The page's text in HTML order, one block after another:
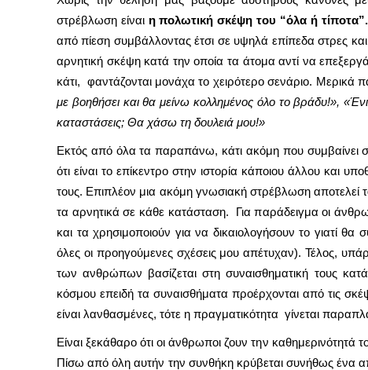
στρέβλωση είναιη πολωτική σκέψη του “όλα ή τίποτα”.
από πίεση συμβάλλοντας έτσι σε υψηλά επίπεδα στρες
αρνητική σκέψη κατά την οποία τα άτομα αντί να
κάτι, φαντάζονται μονάχα το χειρότερο σενάριο. Μερικά
με βοηθήσει και θα μείνω κολλημένος όλο το βράδυ!»,
καταστάσεις; Θα χάσω τη δουλειά μου!»
Εκτός από όλα τα παραπάνω, κάτι ακόμη που συμβαίνει
ότι είναι το επίκεντρο στην ιστορία κάποιου άλλου και
τους. Επιπλέον μια ακόμη γνωσιακή στρέβλωση αποτελεί
τα αρνητικά σε κάθε κατάσταση. Για παράδειγμα οι
και τα χρησιμοποιούν για να δικαιολογήσουν το γιατί
όλες οι προηγούμενες σχέσεις μου απέτυχαν). Τέλος,
των ανθρώπων βασίζεται στη συναισθηματική τους
κόσμου επειδή τα συναισθήματα προέρχονται από τις
είναι λανθασμένες, τότε η πραγματικότητα γίνεται
Είναι ξεκάθαρο ότι οι άνθρωποι ζουν την
Πίσω από όλη αυτήν την συνθήκη κρύβεται συνήθως ένα